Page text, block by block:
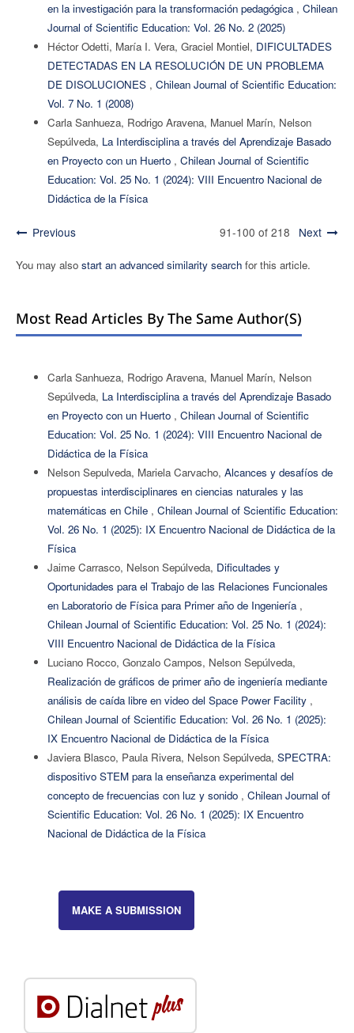
en la investigación para la transformación pedagógica , Chilean
Journal of Scientific Education: Vol. 26 No. 2 (2025)
Héctor Odetti, María I. Vera, Graciel Montiel, DIFICULTADES
DETECTADAS EN LA RESOLUCIÓN DE UN PROBLEMA
DE DISOLUCIONES , Chilean Journal of Scientific Education:
Vol. 7 No. 1 (2008)
Carla Sanhueza, Rodrigo Aravena, Manuel Marín, Nelson
Sepúlveda, La Interdisciplina a través del Aprendizaje Basado
en Proyecto con un Huerto , Chilean Journal of Scientific
Education: Vol. 25 No. 1 (2024): VIII Encuentro Nacional de
Didáctica de la Física
Previous 91-100 of 218 Next
You may also start an advanced similarity searchfor this article.
Most Read Articles By The Same Author(s)
Carla Sanhueza, Rodrigo Aravena, Manuel Marín, Nelson
Sepúlveda, La Interdisciplina a través del Aprendizaje Basado
en Proyecto con un Huerto , Chilean Journal of Scientific
Education: Vol. 25 No. 1 (2024): VIII Encuentro Nacional de
Didáctica de la Física
Nelson Sepulveda, Mariela Carvacho, Alcances y desafíos de
propuestas interdisciplinares en ciencias naturales y las
matemáticas en Chile , Chilean Journal of Scientific Education:
Vol. 26 No. 1 (2025): IX Encuentro Nacional de Didáctica de la
Física
Jaime Carrasco, Nelson Sepúlveda, Dificultades y
Oportunidades para el Trabajo de las Relaciones Funcionales
en Laboratorio de Física para Primer año de Ingeniería ,
Chilean Journal of Scientific Education: Vol. 25 No. 1 (2024):
VIII Encuentro Nacional de Didáctica de la Física
Luciano Rocco, Gonzalo Campos, Nelson Sepúlveda,
Realización de gráficos de primer año de ingeniería mediante
análisis de caída libre en video del Space Power Facility ,
Chilean Journal of Scientific Education: Vol. 26 No. 1 (2025):
IX Encuentro Nacional de Didáctica de la Física
Javiera Blasco, Paula Rivera, Nelson Sepúlveda, SPECTRA:
dispositivo STEM para la enseñanza experimental del
concepto de frecuencias con luz y sonido , Chilean Journal of
Scientific Education: Vol. 26 No. 1 (2025): IX Encuentro
Nacional de Didáctica de la Física
MAKE A SUBMISSION